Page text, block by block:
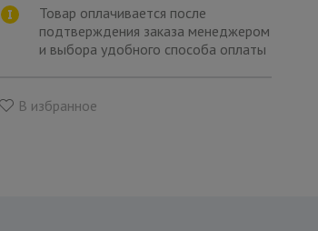
Товар оплачивается после
подтверждения заказа менеджером
и выбора удобного способа оплаты
В избранное